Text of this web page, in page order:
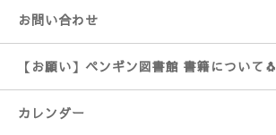
お問い合わせ
【お願い】ペンギン図書館 書籍について🐧
カレンダー